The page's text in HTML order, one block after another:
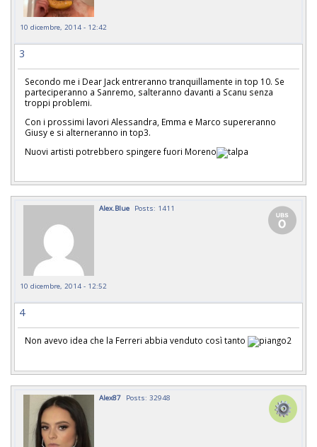
10 dicembre, 2014 - 12:42
3
Secondo me i Dear Jack entreranno tranquillamente in top 10. Se
parteciperanno a Sanremo, salteranno davanti a Scanu senza
troppi problemi.
Con i prossimi lavori Alessandra, Emma e Marco supereranno
Giusy e si alterneranno in top3.
Nuovi artisti potrebbero spingere fuori Moreno
Alex.Blue Posts: 1411
10 dicembre, 2014 - 12:52
4
Non avevo idea che la Ferreri abbia venduto così tanto
Alex87 Posts: 32948